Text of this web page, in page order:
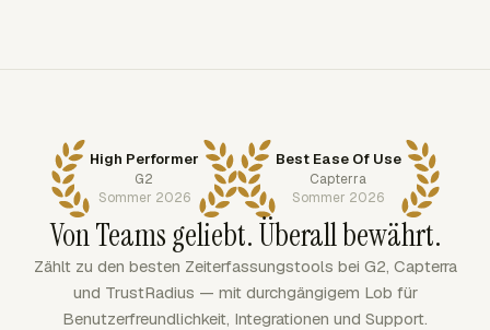
High Performer
G2
Sommer 2026
Best Ease Of Use
Capterra
Sommer 2026
Von Teams geliebt. Überall bewährt.
Zählt zu den besten Zeiterfassungstools bei G2, Capterra
und TrustRadius — mit durchgängigem Lob für
Benutzerfreundlichkeit, Integrationen und Support.